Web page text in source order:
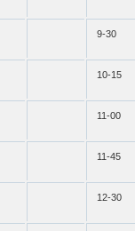
9-30
10-15
11-00
11-45
12-30